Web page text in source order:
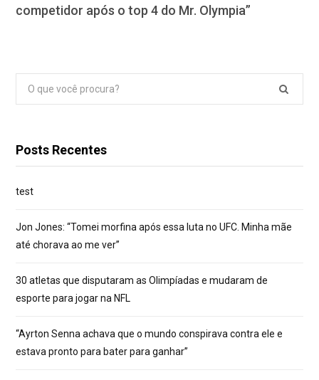
competidor após o top 4 do Mr. Olympia”
Pesquisar
por:
Posts Recentes
test
Jon Jones: “Tomei morfina após essa luta no UFC. Minha mãe
até chorava ao me ver”
30 atletas que disputaram as Olimpíadas e mudaram de
esporte para jogar na NFL
“Ayrton Senna achava que o mundo conspirava contra ele e
estava pronto para bater para ganhar”